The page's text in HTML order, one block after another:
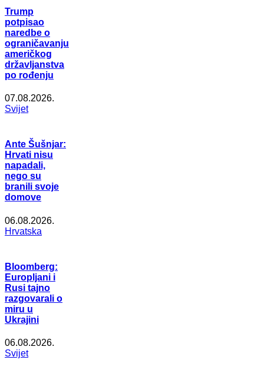
Trump
potpisao
naredbe o
ograničavanju
američkog
državljanstva
po rođenju
07.08.2026.
Svijet
Ante Šušnjar:
Hrvati nisu
napadali,
nego su
branili svoje
domove
06.08.2026.
Hrvatska
Bloomberg:
Europljani i
Rusi tajno
razgovarali o
miru u
Ukrajini
06.08.2026.
Svijet